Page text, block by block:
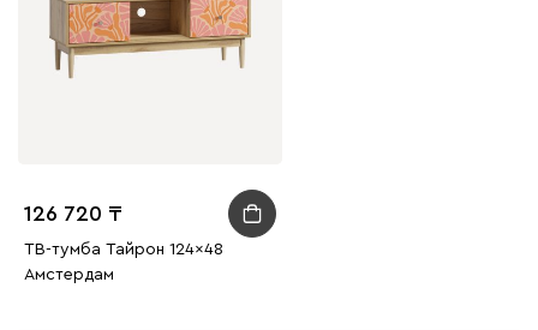
126 720
ТВ-тумба Тайрон 124x48
Амстердам ​